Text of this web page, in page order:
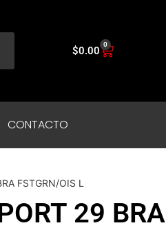
$0.00 0
CONTACTO
FSTGRN/OIS L
29 BRA